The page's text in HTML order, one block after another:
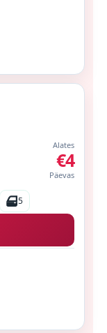
Alates
€4
Päevas
5